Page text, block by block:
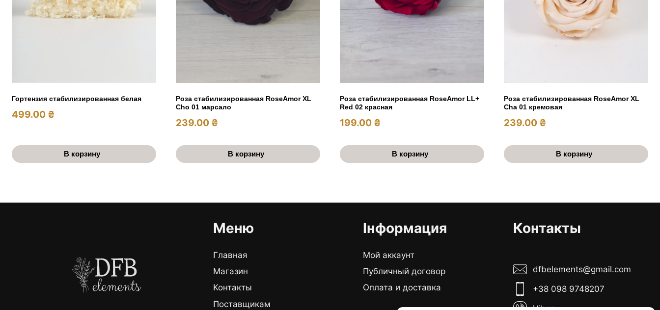
Гортензия стабилизированная белая
499.00 ₴
В корзину
Роза стабилизированная RoseAmor XL
Cho 01 марсало
239.00 ₴
В корзину
Роза стабилизированная RoseAmor LL+
Red 02 красная
199.00 ₴
В корзину
Роза стабилизированная RoseAmor XL
Cha 01 кремовая
239.00 ₴
В корзину
Меню
Главная
Магазин
Контакты
Поставщикам
Інформация
Мой аккаунт
Публичный договор
Оплата и доставка
Контакты
dfbelements@gmail.com
+38 098 9748207